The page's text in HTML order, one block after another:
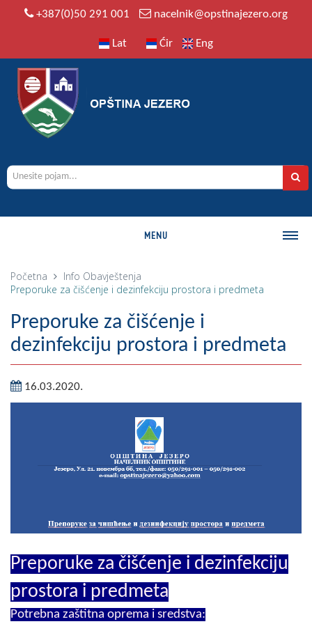
+387(0)50 291 001 nacelnik@opstinajezero.org
Lat Ćir Eng
MENU
O OPŠTINI
Geografija
Naseljena mjesta
Zanimljivosti
NAČELNIK
Zamjenik načelnika
SKUPŠTINA
Statut Opštine
Početna Info Obavještenja
Preporuke za čišćenje i dezinfekciju prostora i predmeta
Preporuke za čišćenje i
dezinfekciju prostora i predmeta
16.03.2020.
Preporuke za čišćenje i dezinfekciju
prostora i predmeta
Potrebna zaštitna oprema i sredstva: